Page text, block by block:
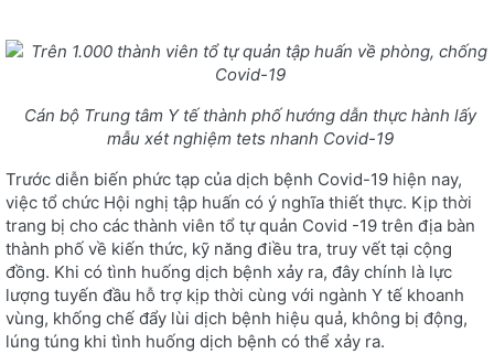
Cán bộ Trung tâm Y tế thành phố hướng dẫn thực hành lấy
mẫu xét nghiệm tets nhanh Covid-19
Trước diễn biến phức tạp của dịch bệnh Covid-19 hiện nay,
việc tổ chức Hội nghị tập huấn có ý nghĩa thiết thực. Kịp thời
trang bị cho các thành viên tổ tự quản Covid -19 trên địa bàn
thành phố về kiến thức, kỹ năng điều tra, truy vết tại cộng
đồng. Khi có tình huống dịch bệnh xảy ra, đây chính là lực
lượng tuyến đầu hỗ trợ kịp thời cùng với ngành Y tế khoanh
vùng, khống chế đẩy lùi dịch bệnh hiệu quả, không bị động,
lúng túng khi tình huống dịch bệnh có thể xảy ra.